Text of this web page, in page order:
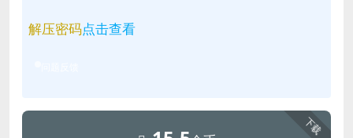
解压密码点击查看
下载